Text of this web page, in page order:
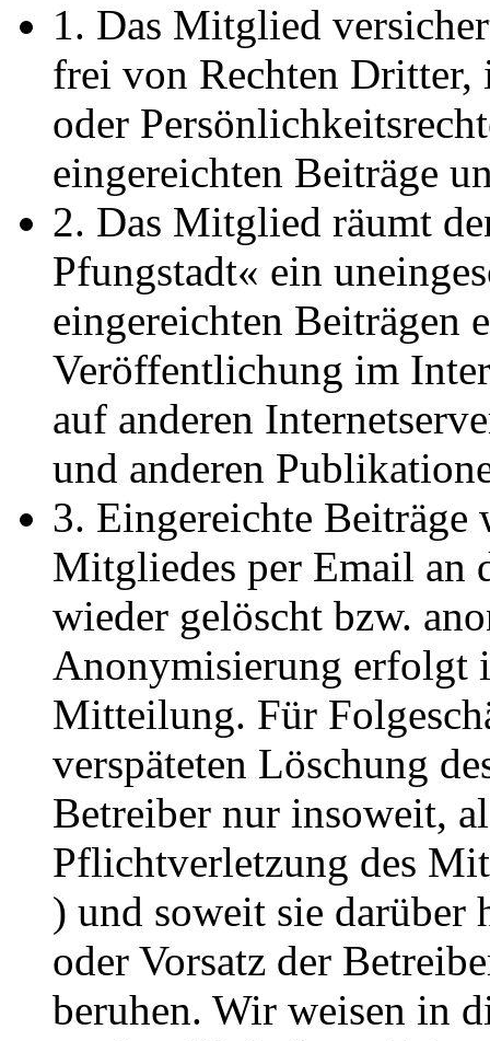
1. Das Mitglied
frei von Rechten Dritter,
oder
eingereichten Beiträge
2. Das Mitglied räumt
Pfungstadt« ein
eingereichten Beiträgen
Veröffentlichung im
auf anderen
und anderen
3. Eingereichte Beiträge
Mitgliedes per Email an
wieder gelöscht bzw.
Anonymisierung erfolgt
Mitteilung. Für
verspäteten Löschung
Betreiber nur insoweit,
Pflichtverletzung des
) und soweit sie darüber
oder Vorsatz der
beruhen. Wir weisen in